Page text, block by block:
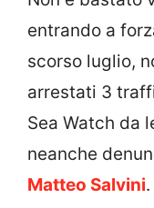
entrando a
scorso luglio,
arrestati 3
Sea Watch da
neanche
Matteo Salvini.